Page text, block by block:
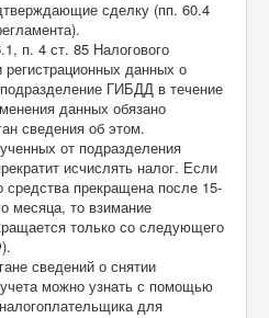
сделку (пп. 60.4
п. 4 ст. 85 Налогового
данных о
ГИБДД в течение
данных обязано
сведения об этом.
от подразделения
исчислять налог. Если
средства прекращена после 15-
месяца, то взимание
только со следующего
сведений о снятии
можно узнать с помощью
для